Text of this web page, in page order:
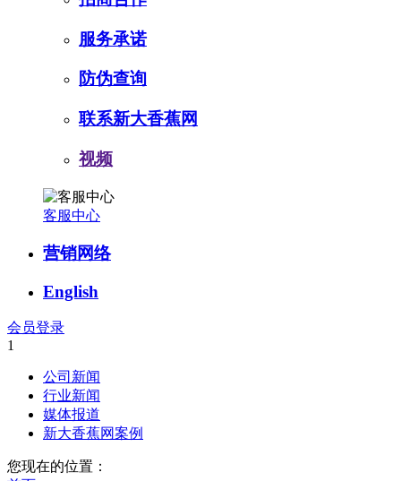
服务承诺
防伪查询
联系新大香蕉网
视频
客服中心
营销网络
English
会员登录
1
公司新闻
行业新闻
媒体报道
新大香蕉网案例
您现在的位置：